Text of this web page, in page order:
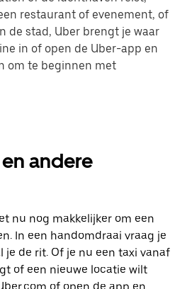
restaurant of evenement, of
de stad, Uber brengt je waar
in of open de Uber-app en
om te beginnen met
andere
nu nog makkelijker om een
In een handomdraai vraag je
je de rit. Of je nu een taxi vanaf
of een nieuwe locatie wilt